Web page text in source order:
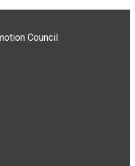
Council